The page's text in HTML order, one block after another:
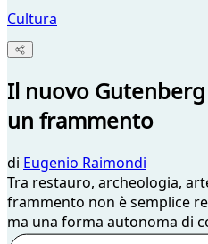
Cultura
Il nuovo
un frammento
di Eugenio Raimondi
Tra restauro, archeologia,
frammento non è semplice
ma una forma autonoma di